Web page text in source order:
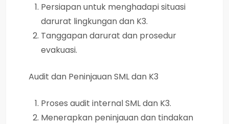
Persiapan untuk menghadapi situasi
darurat lingkungan dan K3.
Tanggapan darurat dan prosedur
evakuasi.
Audit dan Peninjauan SML dan K3
Proses audit internal SML dan K3.
Menerapkan peninjauan dan tindakan